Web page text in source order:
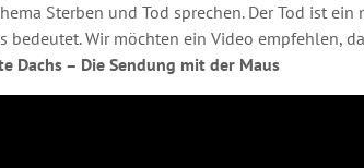
Sterben und Tod sprechen. Der Tod ist ein
bedeutet. Wir möchten ein Video empfehlen,
Dachs – Die Sendung mit der Maus